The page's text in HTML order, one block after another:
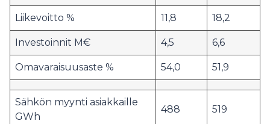
Liikevoitto % 11,8 18,2
Investoinnit M€ 4,5 6,6
Omavaraisuusaste % 54,0 51,9
Sähkön myynti asiakkaille
GWh
488 519